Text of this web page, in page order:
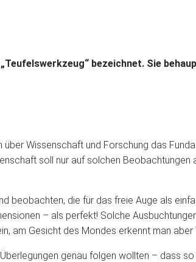
bezeichnet. Sie
Wissenschaft und Forschung das
soll nur auf solchen
beobachten, die für das freie Auge als
– als perfekt! Solche
am Gesicht des Mondes erkennt man aber
genau folgen wollten – dass